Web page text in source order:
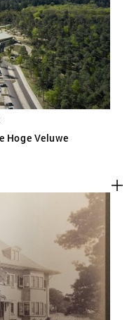
Hoge Veluwe